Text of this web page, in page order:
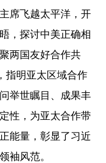
席飞越太平洋，开
，探讨中美正确相
两国友好合作共
指明亚太区域合作
举世瞩目、成果丰
性，为亚太合作带
能量，彰显了习近
袖风范。